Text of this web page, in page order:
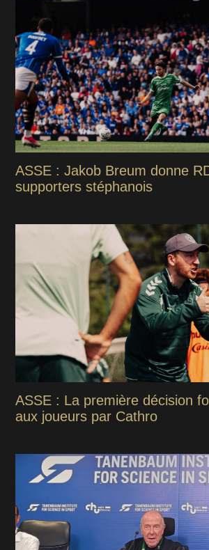
ASSE : Jakob Breum donne
supporters stéphanois
ASSE : La première décision
aux joueurs par Cathro